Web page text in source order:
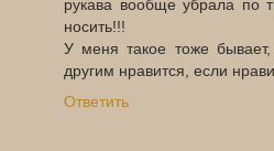
рукава вообще убрала по
носить!!!
У меня такое тоже
другим нравится, если
Ответить